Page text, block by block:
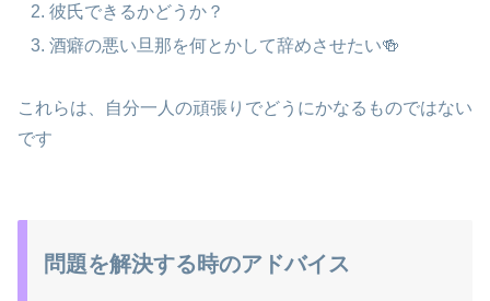
彼氏できるかどうか？
酒癖の悪い旦那を何とかして辞めさせたい🍻
これらは、自分一人の頑張りでどうにかなるものではない
です
問題を解決する時のアドバイス